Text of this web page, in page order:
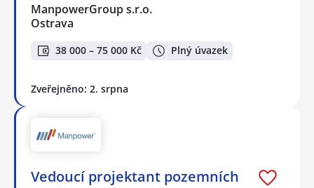
ManpowerGroup s.r.o.
Ostrava
38 000 – 75 000 Kč Plný úvazek
Zveřejněno: 2. srpna
Vedoucí projektant pozemních